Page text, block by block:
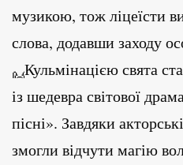
музикою, тож ліцеїсти
слова, додавши заходу
Кульмінацією свята
із шедевра світової
пісні». Завдяки
змогли відчути магію